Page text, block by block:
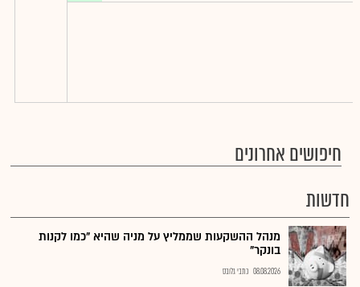
חיפושים אחרונים
חדשות
מנהל ההשקעות שממליץ על מניה שהיא "כמו לקנות
בונקר"
08.08.2026 כתבי גלובס